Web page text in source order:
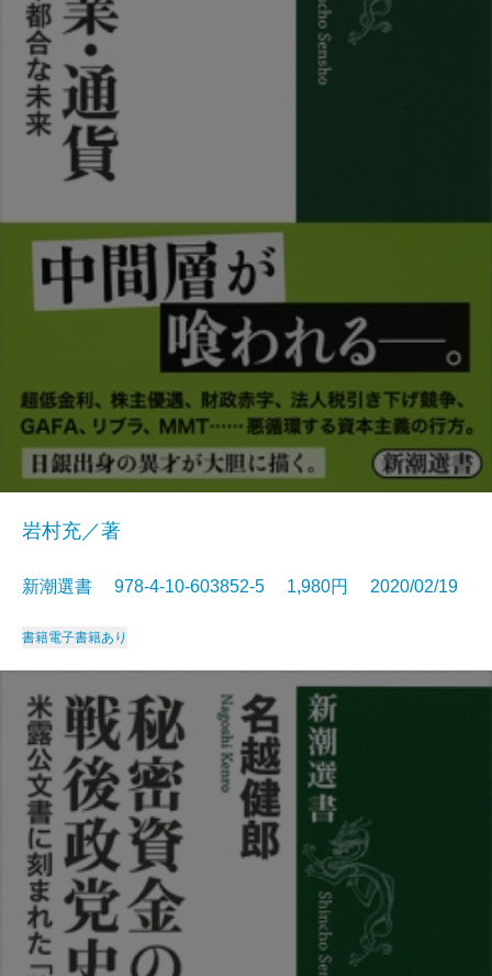
岩村充／著
新潮選書 978-4-10-603852-5 1,980円 2020/02/19
書籍電子書籍あり